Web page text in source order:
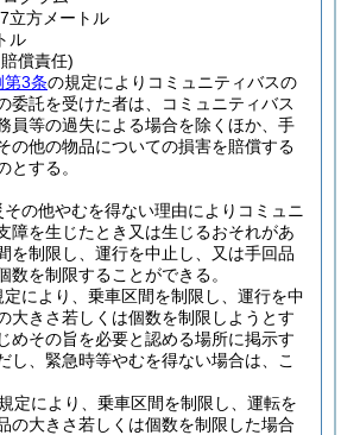
方メートル
ル
償責任)
第3条の規定によりコミュニティバスの
委託を受けた者は、コミュニティバス
員等の過失による場合を除くほか、手
の他の物品についての損害を賠償する
とする。
の他やむを得ない理由によりコミュニ
障を生じたとき又は生じるおそれがあ
を制限し、運行を中止し、又は手回品
数を制限することができる。
定により、乗車区間を制限し、運行を中
大きさ若しくは個数を制限しようとす
めその旨を必要と認める場所に掲示す
し、緊急時等やむを得ない場合は、こ
定により、乗車区間を制限し、運転を
の大きさ若しくは個数を制限した場合